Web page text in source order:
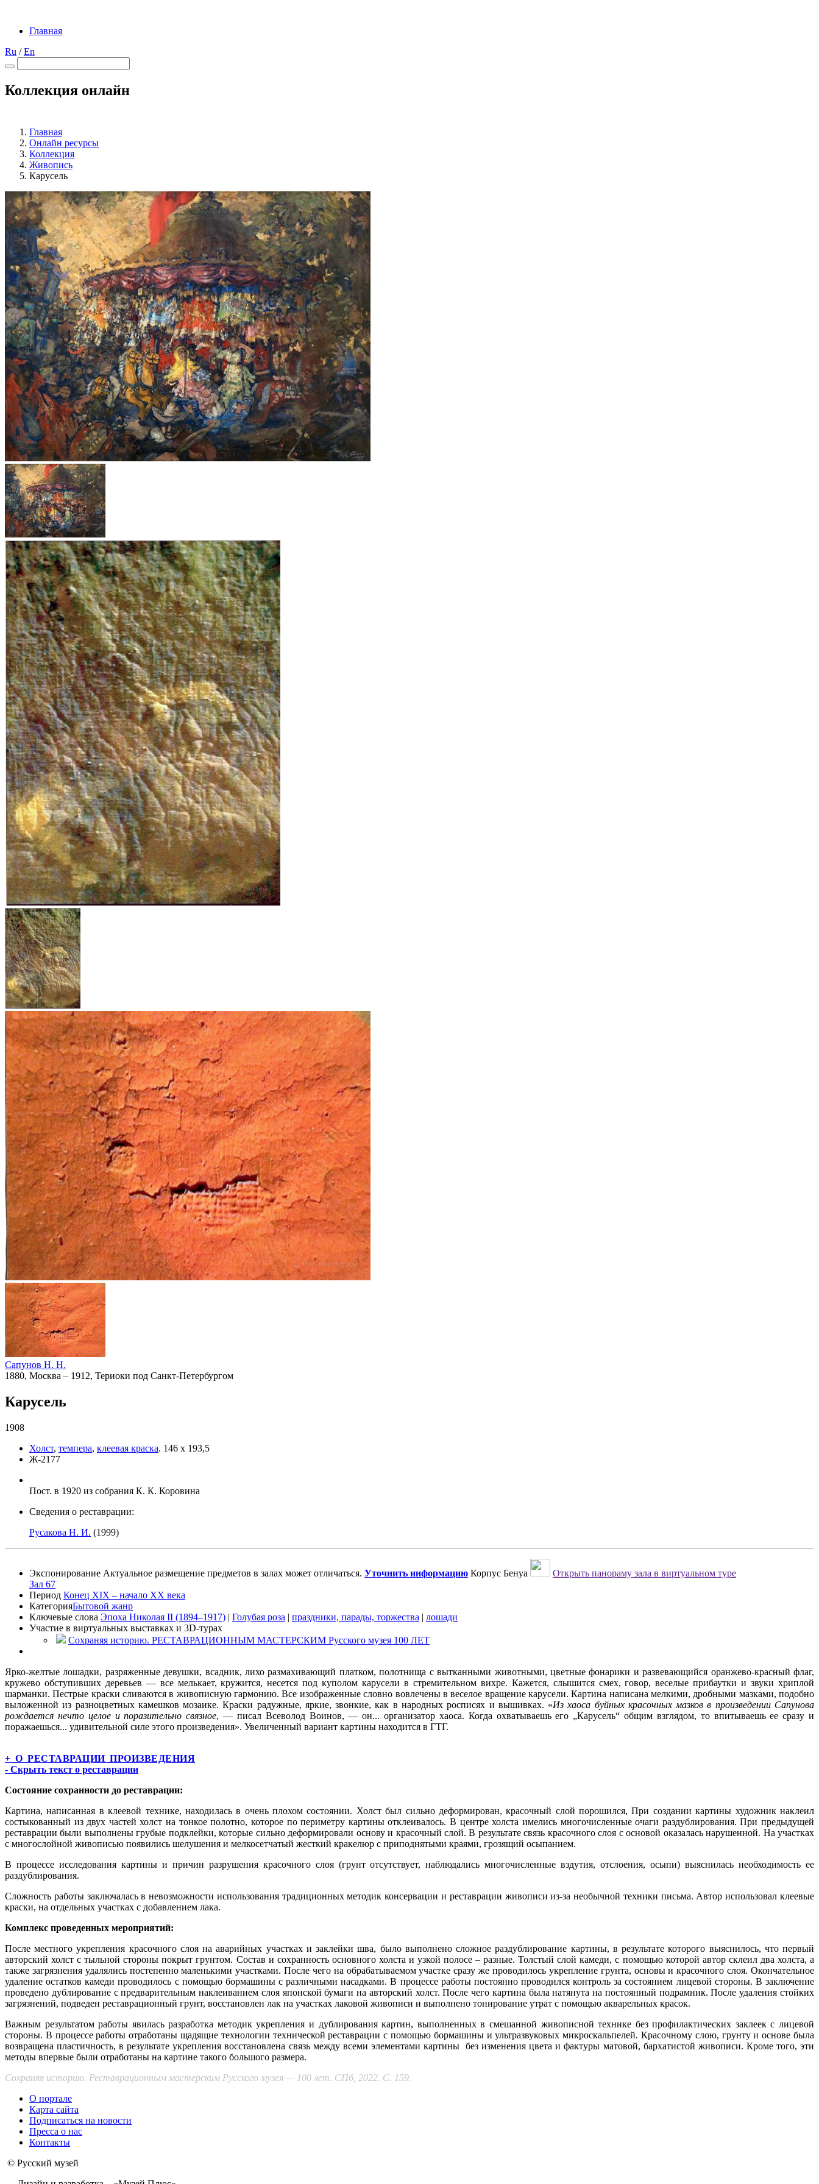
Главная
Ru /En
Коллекция онлайн
Главная
Онлайн ресурсы
Коллекция
Живопись
Карусель
Сапунов Н. Н.
1880, Москва – 1912, Териоки под Санкт-Петербургом
Карусель
1908
Холст, темпера, клеевая краска. 146 х 193,5
Ж-2177
Пост. в 1920 из собрания К. К. Коровина
Сведения о реставрации:
Русакова Н. И. (1999)
Экспонирование Актуальное размещение предметов в залах может отличаться. Уточнить информацию Корпус Бенуа
Открыть панораму зала в виртуальном туре
Зал 67
Период Конец XIX – начало XX века
КатегорияБытовой жанр
Ключевые слова Эпоха Николая II (1894–1917) | Голубая роза | праздники, парады, торжества | лошади
Участие в виртуальных выставках и 3D-турах
Сохраняя историю. РЕСТАВРАЦИОННЫМ МАСТЕРСКИМ Русского музея 100 ЛЕТ
Ярко-желтые лошадки, разряженные девушки, всадник, лихо размахивающий платком, полотнища с вытканными животными, цветные фонарики и развевающийся оранжево-красный флаг,
кружево обступивших деревьев — все мелькает, кружится, несется под куполом карусели в стремительном вихре. Кажется, слышится смех, говор, веселые прибаутки и звуки хриплой
шарманки. Пестрые краски сливаются в живописную гармонию. Все изображенные словно вовлечены в веселое вращение карусели. Картина написана мелкими, дробными мазками, подобно
выложенной из разноцветных камешков мозаике. Краски радужные, яркие, звонкие, как в народных росписях и вышивках. «Из хаоса буйных красочных мазков в произведении Сапунова
рождается нечто целое и поразительно связное, — писал Всеволод Воинов, — он... организатор хаоса. Когда охватываешь его „Карусель“ общим взглядом, то впитываешь ее сразу и
поражаешься... удивительной силе этого произведения». Увеличенный вариант картины находится в ГТГ.
+ О РЕСТАВРАЦИИ ПРОИЗВЕДЕНИЯ
- Скрыть текст о реставрации
Состояние сохранности до реставрации:
Картина, написанная в клеевой технике, находилась в очень плохом состоянии. Холст был сильно деформирован, красочный слой порошился, При создании картины художник наклеил
состыкованный из двух частей холст на тонкое полотно, которое по периметру картины отклеивалось. В центре холста имелись многочисленные очаги раздублирования. При предыдущей
реставрации были выполнены грубые подклейки, которые сильно деформировали основу и красочный слой. В результате связь красочного слоя с основой оказалась нарушенной. На участках
с многослойной живописью появились шелушения и мелкосетчатый жесткий кракелюр с приподнятыми краями, грозящий осыпанием.
В процессе исследования картины и причин разрушения красочного слоя (грунт отсутствует, наблюдались многочисленные вздутия, отслоения, осыпи) выяснилась необходимость ее
раздублирования.
Сложность работы заключалась в невозможности использования традиционных методик консервации и реставрации живописи из-за необычной техники письма. Автор использовал клеевые
краски, на отдельных участках с добавлением лака.
Комплекс проведенных мероприятий:
После местного укрепления красочного слоя на аварийных участках и заклейки шва, было выполнено сложное раздублирование картины, в результате которого выяснилось, что первый
авторский холст с тыльной стороны покрыт грунтом. Состав и сохранность основного холста и узкой полосе – разные. Толстый слой камеди, с помощью которой автор склеил два холста, а
также загрязнения удалялись постепенно маленькими участками. После чего на обрабатываемом участке сразу же проводилось укрепление грунта, основы и красочного слоя. Окончательное
удаление остатков камеди проводилось с помощью бормашины с различными насадками. В процессе работы постоянно проводился контроль за состоянием лицевой стороны. В заключение
проведено дублирование с предварительным наклеиванием слоя японской бумаги на авторский холст. После чего картина была натянута на постоянный подрамник. После удаления стойких
загрязнений, подведен реставрационный грунт, восстановлен лак на участках лаковой живописи и выполнено тонирование утрат с помощью акварельных красок.
Важным результатом работы явилась разработка методик укрепления и дублирования картин, выполненных в смешанной живописной технике без профилактических заклеек с лицевой
стороны. В процессе работы отработаны щадящие технологии технической реставрации с помощью бормашины и ультразвуковых микроскальпелей. Красочному слою, грунту и основе была
возвращена пластичность, в результате укрепления восстановлена связь между всеми элементами картины без изменения цвета и фактуры матовой, бархатистой живописи. Кроме того, эти
методы впервые были отработаны на картине такого большого размера.
Сохраняя историю. Реставрационным мастерским Русского музея — 100 лет. СПб, 2022. С. 159.
О портале
Карта сайта
Подписаться на новости
Пресса о нас
Контакты
© Русский музей